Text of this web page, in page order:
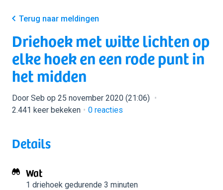
Terug naar meldingen
Driehoek met witte lichten op
elke hoek en een rode punt in
het midden
Door Seb op 25 november 2020 (21:06)
2.441 keer bekeken
0 reacties
Details
Wat
1 driehoek gedurende 3 minuten